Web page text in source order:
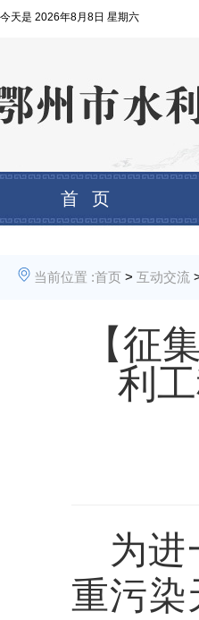
今天是 2026年8月8日 星期六
首 页
当前位置 :首页 > 互动交流
【征
利
为进
重污染